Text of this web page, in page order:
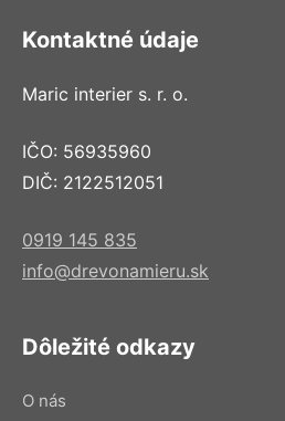
Kontaktné údaje
Maric interier s. r. o.
IČO: 56935960
DIČ: 2122512051
0919 145 835
info@drevonamieru.sk
Dôležité odkazy
O nás